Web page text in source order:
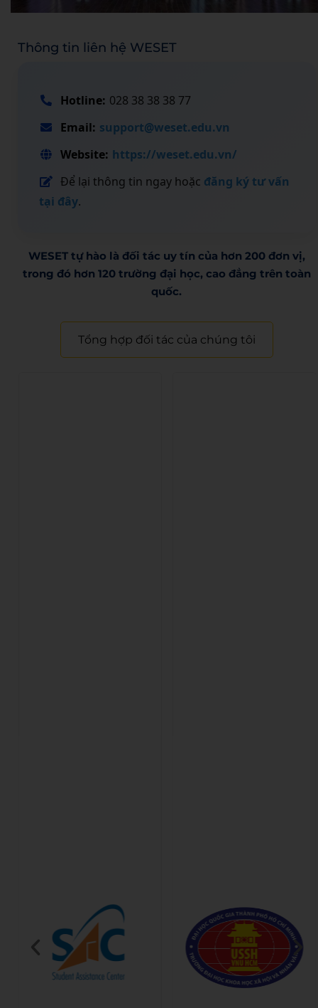
Thông tin liên hệ WESET
Hotline: 028 38 38 38 77
Email: support@weset.edu.vn
Website: https://weset.edu.vn/
Để lại thông tin ngay hoặc đăng ký tư vấn
tại đây.
WESET tự hào là đối tác uy tín của hơn 200 đơn vị,
trong đó hơn 120 trường đại học, cao đẳng trên toàn
quốc.​
Tổng hợp đối tác của chúng tôi